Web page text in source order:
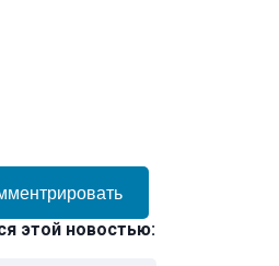
этой новостью: